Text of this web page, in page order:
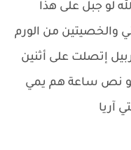
لو جبل على هذا
والخصيتين من الورم
إتصلت على أثنين
نص ساعة هم يمي
آريا